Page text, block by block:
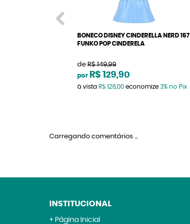
BONECO DISNEY CINDERELLA NERD 157
FUNKO POP CINDERELA
de R$ 149,99
por R$ 129,90
à vista R$ 126,00 economize 3% no Pix
Carregando comentários ...
INSTITUCIONAL
Página Inicial